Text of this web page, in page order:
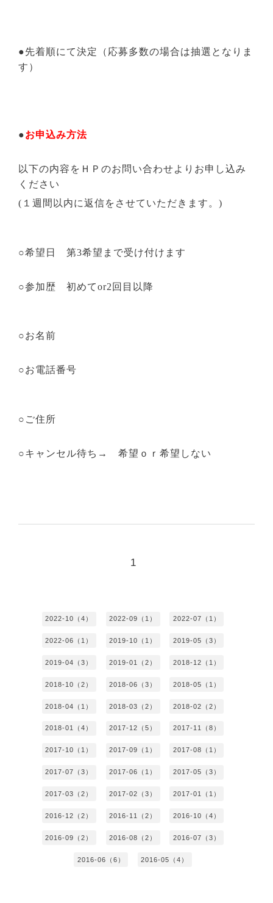
●先着順にて決定（応募多数の場合は抽選となりま
す）
●お申込み方法
以下の内容をＨＰのお問い合わせよりお申し込み
ください
(１週間以内に返信をさせていただきます。)
○希望日 第3希望まで受け付けます
○参加歴 初めてor2回目以降
○お名前
○お電話番号
○ご住所
○キャンセル待ち→ 希望ｏｒ希望しない
1
2022-10（4） 2022-09（1） 2022-07（1）
2022-06（1） 2019-10（1） 2019-05（3）
2019-04（3） 2019-01（2） 2018-12（1）
2018-10（2） 2018-06（3） 2018-05（1）
2018-04（1） 2018-03（2） 2018-02（2）
2018-01（4） 2017-12（5） 2017-11（8）
2017-10（1） 2017-09（1） 2017-08（1）
2017-07（3） 2017-06（1） 2017-05（3）
2017-03（2） 2017-02（3） 2017-01（1）
2016-12（2） 2016-11（2） 2016-10（4）
2016-09（2） 2016-08（2） 2016-07（3）
2016-06（6） 2016-05（4）